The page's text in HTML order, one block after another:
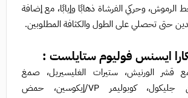
وحركي الفرشاة ذهابًا وإيابًا، مع إضافة
حتى تحصلي على الطول والكثافة المطلوبين.
ايسنس فوليوم ستايلست :
قشر الورنيش، ستيرات الغليسيريل، صمغ
السنغال، بوتيلين جليكول، كوبوليمر VP/إيكوسين، حمض